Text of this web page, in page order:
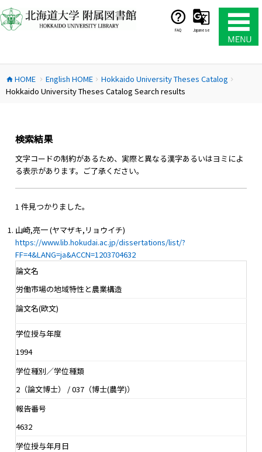
ン
テ
ス
キ
FAQ Japanese
home HOME chevron_right English HOMEchevron_right Hokkaido University Theses Catalog chevron_right
Hokkaido University Theses Catalog Search results
検索結果
文字コードの制約があるため、実際と異なる漢字あるいはヨミによ
る表示があります。ご了承ください。
1 件見つかりました。
山崎,亮一 (ヤマザキ,リョウイチ)
https://www.lib.hokudai.ac.jp/dissertations/list/?
FF=4&LANG=ja&ACCN=1203704632
論文名
労働市場の地域特性と農業構造
論文名(欧文)
学位授与年度
1994
学位種別／学位種類
2（論文博士） / 037（博士(農学)）
報告番号
4632
学位授与年月日